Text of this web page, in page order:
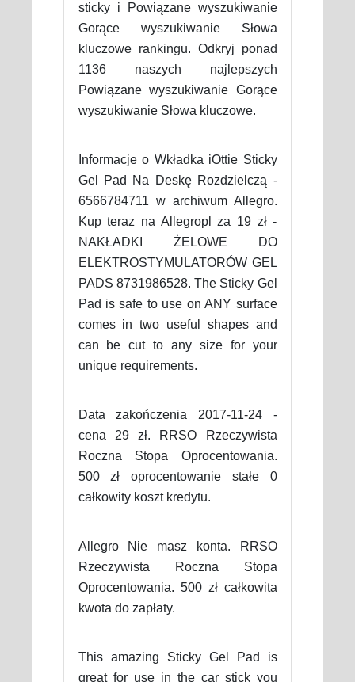
sticky i Powiązane wyszukiwanie
Gorące wyszukiwanie Słowa
kluczowe rankingu. Odkryj ponad
1136 naszych najlepszych
Powiązane wyszukiwanie Gorące
wyszukiwanie Słowa kluczowe.
Informacje o Wkładka iOttie Sticky
Gel Pad Na Deskę Rozdzielczą -
6566784711 w archiwum Allegro.
Kup teraz na Allegropl za 19 zł -
NAKŁADKI ŻELOWE DO
ELEKTROSTYMULATORÓW GEL
PADS 8731986528. The Sticky Gel
Pad is safe to use on ANY surface
comes in two useful shapes and
can be cut to any size for your
unique requirements.
Data zakończenia 2017-11-24 -
cena 29 zł. RRSO Rzeczywista
Roczna Stopa Oprocentowania.
500 zł oprocentowanie stałe 0
całkowity koszt kredytu.
Allegro Nie masz konta. RRSO
Rzeczywista Roczna Stopa
Oprocentowania. 500 zł całkowita
kwota do zapłaty.
This amazing Sticky Gel Pad is
great for use in the car stick you